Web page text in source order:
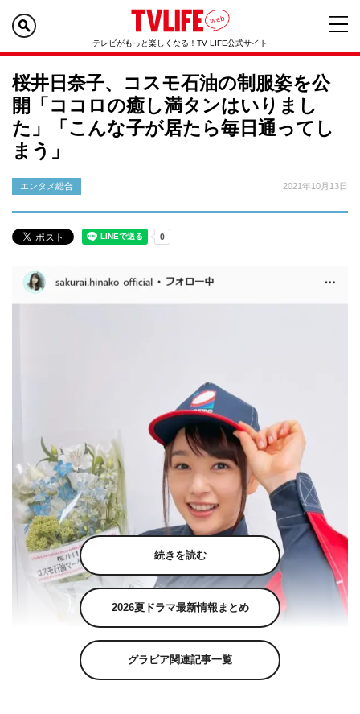
テレビがもっと楽しくなる！TV LIFE公式サイト
桜井日奈子、コスモ石油の制服姿を公
開「ココロの癒し満タンはいりまし
た」「こんな子が居たら毎日通ってし
まう」
エンタメ総合 2021年10月13日
続きを読む
2026夏ドラマ最新情報まとめ
グラビア関連記事一覧